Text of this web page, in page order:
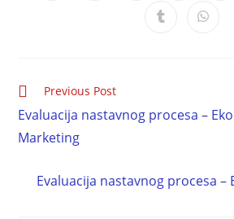
Previous Post
Evaluacija nastavnog procesa –
Marketing
Evaluacija nastavnog procesa